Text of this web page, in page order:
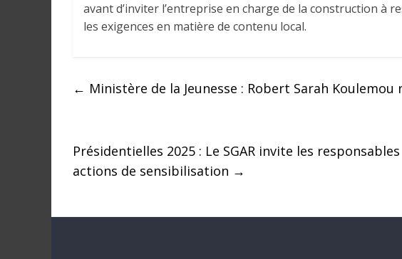
avant d’inviter l’entreprise en charge de la construction à
les exigences en matière de contenu local.
← Ministère de la Jeunesse : Robert Sarah
Présidentielles 2025 : Le SGAR invite les
actions de sensibilisation →